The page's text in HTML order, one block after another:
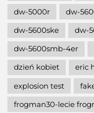
dw-5000r
dw-
dw-5600ske
dw-
dw-5600smb-4er
dzień kobiet
eric
explosion test
frogman30-lecie